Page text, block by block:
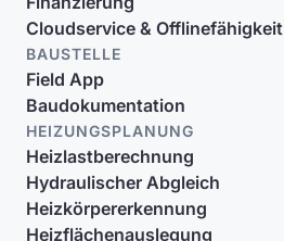
Cloudservice & Offlinefähigkeit
BAUSTELLE
Field App
Baudokumentation
HEIZUNGSPLANUNG
Heizlastberechnung
Hydraulischer Abgleich
Heizkörpererkennung
Heizflächenauslegung